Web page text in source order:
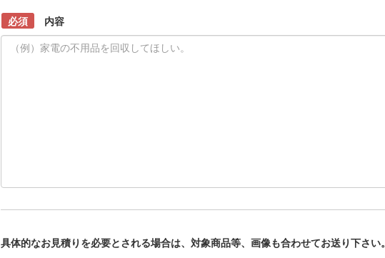
必須 内容
具体的なお見積りを必要とされる場合は、対象商品等、画像も合わせてお送り下さい。